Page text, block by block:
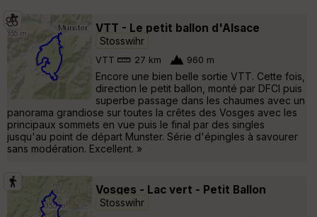
VTT - Le petit ballon d'Alsace
Stosswihr
VTT 27 km 960 m
Encore une bien belle sortie VTT. Cette fois,
direction le petit ballon, monté par DFCI puis
superbe passage dans les chaumes avec un
panorama grandiose sur toutes la crêtes des Vosges avec les
principaux sommets en vue puis le final par des singles
jusqu'au point de départ Munster. Série d'épingles à savourer
sans modération. Excellent. »
Vosges - Lac vert - Petit Ballon
Stosswihr